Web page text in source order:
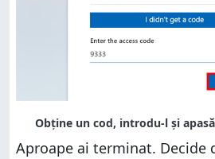
Aproape ai terminat. Decide